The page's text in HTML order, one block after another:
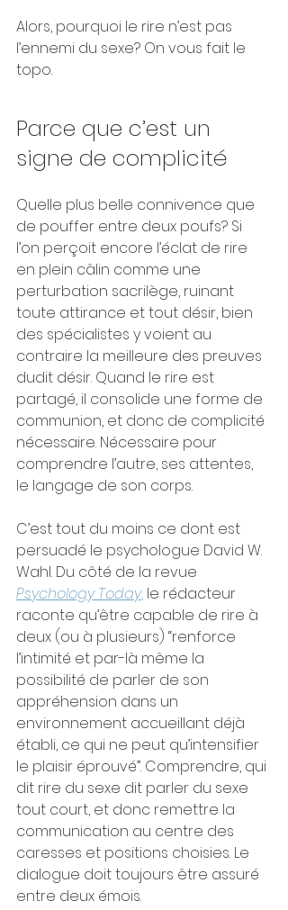
Alors, pourquoi le rire n’est pas
l’ennemi du sexe? On vous fait le
topo.
Parce que c’est un
signe de complicité
Quelle plus belle connivence que
de pouffer entre deux poufs? Si
l’on perçoit encore l’éclat de rire
en plein câlin comme une
perturbation sacrilège, ruinant
toute attirance et tout désir, bien
des spécialistes y voient au
contraire la meilleure des preuves
dudit désir. Quand le rire est
partagé, il consolide une forme de
communion, et donc de complicité
nécessaire. Nécessaire pour
comprendre l’autre, ses attentes,
le langage de son corps.
C’est tout du moins ce dont est
persuadé le psychologue David W.
Wahl. Du côté de la revue
Psychology Today, le rédacteur
raconte qu’être capable de rire à
deux (ou à plusieurs) “renforce
l’intimité et par-là même la
possibilité de parler de son
appréhension dans un
environnement accueillant déjà
établi, ce qui ne peut qu’intensifier
le plaisir éprouvé”. Comprendre, qui
dit rire du sexe dit parler du sexe
tout court, et donc remettre la
communication au centre des
caresses et positions choisies. Le
dialogue doit toujours être assuré
entre deux émois.